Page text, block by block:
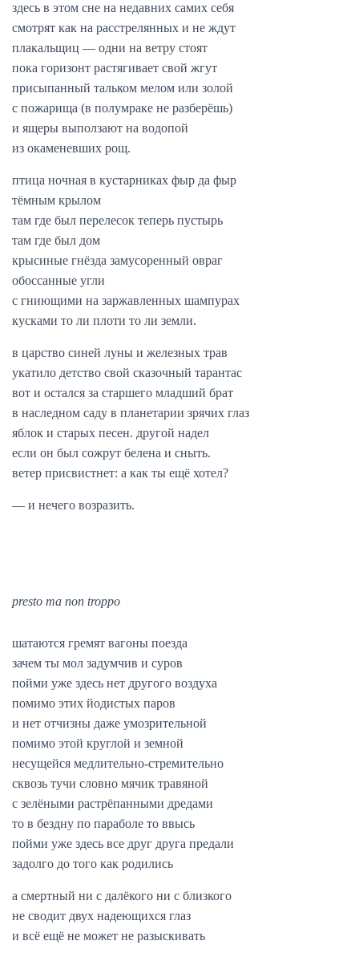
здесь в этом сне на недавних самих себя
смотрят как на расстрелянных и не ждут
плакальщиц — одни на ветру стоят
пока горизонт растягивает свой жгут
присыпанный тальком мелом или золой
с пожарища (в полумраке не разберёшь)
и ящеры выползают на водопой
из окаменевших рощ.
птица ночная в кустарниках фыр да фыр
тёмным крылом
там где был перелесок теперь пустырь
там где был дом
крысиные гнёзда замусоренный овраг
обоссанные угли
с гниющими на заржавленных шампурах
кусками то ли плоти то ли земли.
в царство синей луны и железных трав
укатило детство свой сказочный тарантас
вот и остался за старшего младший брат
в наследном саду в планетарии зрячих глаз
яблок и старых песен. другой надел
если он был сожрут белена и сныть.
ветер присвистнет: а как ты ещё хотел?
— и нечего возразить.
presto ma non troppo
шатаются гремят вагоны поезда
зачем ты мол задумчив и суров
пойми уже здесь нет другого воздуха
помимо этих йодистых паров
и нет отчизны даже умозрительной
помимо этой круглой и земной
несущейся медлительно-стремительно
сквозь тучи словно мячик травяной
с зелёными растрёпанными дредами
то в бездну по параболе то ввысь
пойми уже здесь все друг друга предали
задолго до того как родились
а смертный ни с далёкого ни с близкого
не сводит двух надеющихся глаз
и всё ещё не может не разыскивать